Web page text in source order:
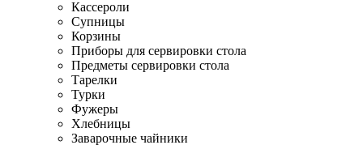
Кассероли
Супницы
Корзины
Приборы для сервировки стола
Предметы сервировки стола
Тарелки
Турки
Фужеры
Хлебницы
Заварочные чайники